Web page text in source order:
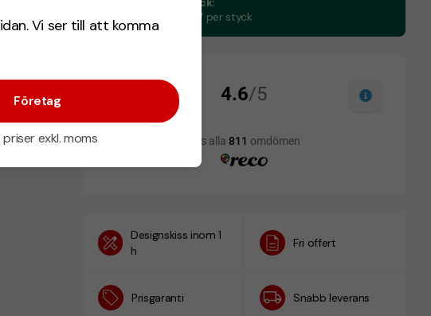
Vi ser till att komma
Företag
priser exkl. moms
1.24 kg CO₂e / per styck
Designskiss inom 1
h
Fri offert
Prisgaranti Snabb leverans